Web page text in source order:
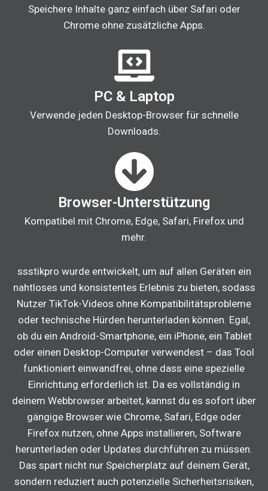
Speichere Inhalte ganz einfach über Safari oder
Chrome ohne zusätzliche Apps.
PC & Laptop
Verwende jeden Desktop-Browser für schnelle
Downloads.
Browser-Unterstützung
Kompatibel mit Chrome, Edge, Safari, Firefox und
mehr.
ssstikpro wurde entwickelt, um auf allen Geräten ein
nahtloses und konsistentes Erlebnis zu bieten, sodass
Nutzer TikTok-Videos ohne Kompatibilitätsprobleme
oder technische Hürden herunterladen können. Egal,
ob du ein Android-Smartphone, ein iPhone, ein Tablet
oder einen Desktop-Computer verwendest – das Tool
funktioniert einwandfrei, ohne dass eine spezielle
Einrichtung erforderlich ist. Da es vollständig in
deinem Webbrowser arbeitet, kannst du es sofort über
gängige Browser wie Chrome, Safari, Edge oder
Firefox nutzen, ohne Apps installieren, Software
herunterladen oder Updates durchführen zu müssen.
Das spart nicht nur Speicherplatz auf deinem Gerät,
sondern reduziert auch potenzielle Sicherheitsrisiken,